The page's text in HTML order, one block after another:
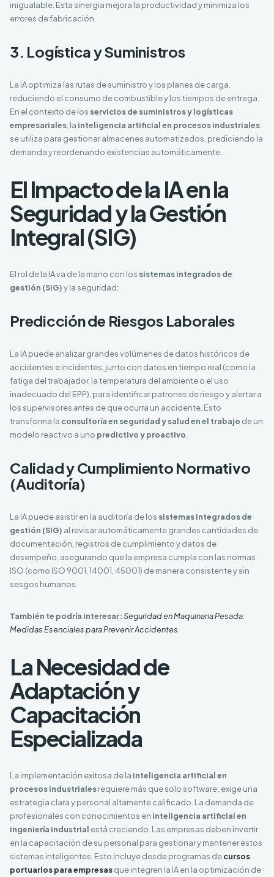
inigualable. Esta sinergia mejora la productividad y minimiza los
errores de fabricación.
3. Logística y Suministros
La IA optimiza las rutas de suministro y los planes de carga,
reduciendo el consumo de combustible y los tiempos de entrega.
En el contexto de los servicios de suministros y logísticas
empresariales , la inteligencia artificial en procesos industriales
se utiliza para gestionar almacenes automatizados, prediciendo la
demanda y reordenando existencias automáticamente.
El Impacto de la IA en la
Seguridad y la Gestión
Integral (SIG)
El rol de la IA va de la mano con los sistemas integrados de
gestión (SIG)y la seguridad:
Predicción de Riesgos Laborales
La IA puede analizar grandes volúmenes de datos históricos de
accidentes e incidentes, junto con datos en tiempo real (como la
fatiga del trabajador, la temperatura del ambiente o el uso
inadecuado del EPP), para identificar patrones de riesgo y alertar a
los supervisoresantes de que ocurra un accidente. Esto
transforma la consultoría en seguridad y salud en el trabajo de un
modelo reactivo a uno predictivo y proactivo
Calidad y Cumplimiento Normativo
(Auditoría)
La IA puede asistir en la auditoría de los sistemas integrados de
gestión (SIG) al revisar automáticamente grandes cantidades de
documentación, registros de cumplimiento y datos de
desempeño, asegurando que la empresa cumpla con las normas
ISO (como ISO 9001, 14001, 45001) de manera consistente y sin
sesgos humanos.
También te podría interesar:Seguridad en Maquinaria Pesada:
Medidas Esenciales para Prevenir Accidentes
La Necesidad de
Adaptación y
Capacitación
Especializada
La implementación exitosa de la inteligencia artificial en
procesos industrialesrequiere más que solo software; exige una
estrategia clara y personal altamente calificado. La demanda de
profesionales con conocimientos en inteligencia artificial en
ingeniería industrial está creciendo. Las empresas deben invertir
en la capacitación de su personal para gestionar y mantener estos
sistemas inteligentes. Esto incluye desde programas decursos
portuarios para empresasque integren la IA en la optimización de